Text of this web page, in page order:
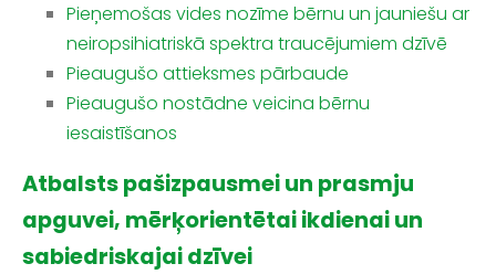
Pieņemošas vides nozīme bērnu un jauniešu ar
neiropsihiatriskā spektra traucējumiem dzīvē
Pieaugušo attieksmes pārbaude
Pieaugušo nostādne veicina bērnu
iesaistīšanos
Atbalsts pašizpausmei un prasmju
apguvei, mērķorientētai ikdienai un
sabiedriskajai dzīvei